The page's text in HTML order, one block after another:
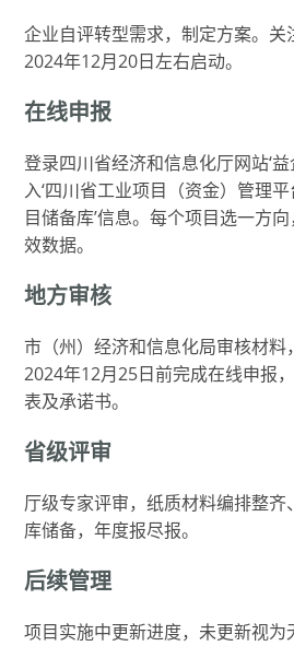
企业自评转型需求，制定方案。关
2024年12月20日左右启动。
在线申报
登录四川省经济和信息化厅网站‘
入‘四川省工业项目（资金）管理平
目储备库’信息。每个项目选一方
效数据。
地方审核
市（州）经济和信息化局审核材料
2024年12月25日前完成在线申报
表及承诺书。
省级评审
厅级专家评审，纸质材料编排整
库储备，年度报尽报。
后续管理
项目实施中更新进度，未更新视为